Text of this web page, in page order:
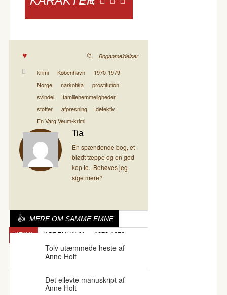
Boganmeldelser
krimi København
1970-1979
Norge
narkotika
prostitution
svindel
familiehemmeligheder
stoffer
afpresning
detektiv
En Varg Veum-krimi
Tia
En spændende bog, et
blødt tæppe og en god
kop te.. Behøves jeg
sige mere?
MERE OM SAMME EMNE
KRIMI KØBENHAVN 1970-1979
Tolv utæmmede heste af
Anne Holt
Det ellevte manuskript af
Anne Holt